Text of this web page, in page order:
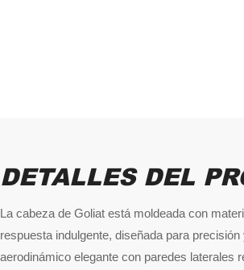
DETALLES DEL
La cabeza de Goliat está moldeada con
respuesta indulgente, diseñada para
aerodinámico elegante con paredes laterales